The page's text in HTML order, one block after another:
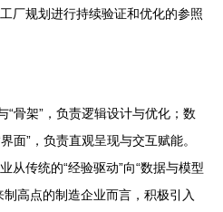
厂规划进行持续验证和优化的参照
“骨架”，负责逻辑设计与优化；数
面”，负责直观呈现与交互赋能。
从传统的“经验驱动”向“数据与模型
高点的制造企业而言，积极引入